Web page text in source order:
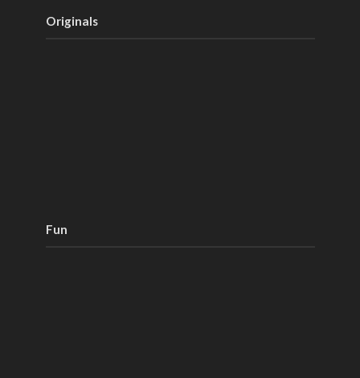
Originals
Fun